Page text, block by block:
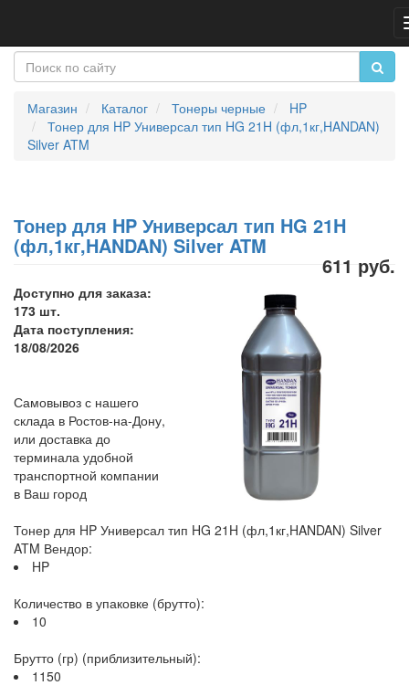
Магазин Каталог Тонеры черные
HP
Тонер для HP Универсал тип HG 21H (фл,1кг,HANDAN)
Silver ATM
Тонер для HP Универсал тип HG 21H
(фл,1кг,HANDAN) Silver ATM
611 руб.
Доступно для заказа:
173 шт.
Дата поступления:
18/08/2026
Самовывоз с нашего
склада в Ростов-на-Дону,
или доставка до
терминала удобной
транспортной компании
в Ваш город
Тонер для HP Универсал тип HG 21H (фл,1кг,HANDAN) Silver
ATM Вендор:
HP
Количество в упаковке (брутто):
10
Брутто (гр) (приблизительный):
1150